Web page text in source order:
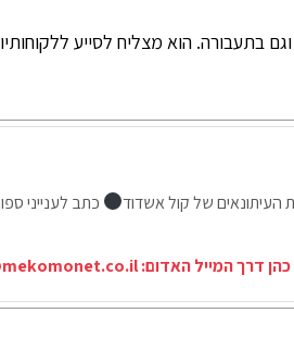
בתעבורה. הוא מצליח לסייע
העיתונאים של קול אשדוד
כתב לענייני
דרך המייל האדום: